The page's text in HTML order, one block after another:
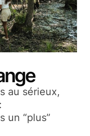
au sérieux,
un “plus”